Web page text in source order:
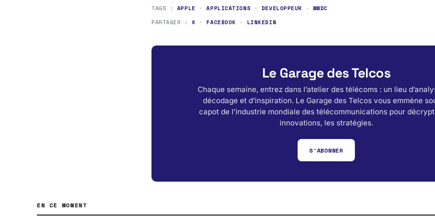
TAGS : APPLE ·APPLICATIONS · DEVELOPPEUR · WWDC
PARTAGER :X · FACEBOOK · LINKEDIN
Le Garage des Telcos
Chaque semaine, entrez dans l’atelier des télécoms : un lieu
décodage et d’inspiration. Le Garage des Telcos vous emmène
capot de l’industrie mondiale des télécommunications pour
innovations, les stratégies.
S'ABONNER
EN CE MOMENT